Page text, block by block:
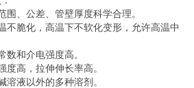
围、公差、管壁厚度科学合理。
不脆化，高温下不软化变形，允许高温中
数和介电强度高。
度高，拉伸伸长率高。
溶液以外的多种溶剂。